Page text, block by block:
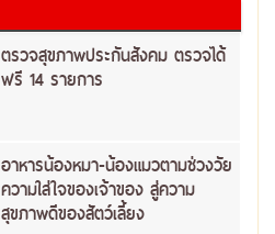
ตรวจสุขภาพประกันสังคม ตรวจได้
ฟรี 14 รายการ
อาหารน้องหมา-น้องแมวตามช่วงวัย
ความใส่ใจของเจ้าของ สู่ความ
สุขภาพดีของสัตว์เลี้ยง